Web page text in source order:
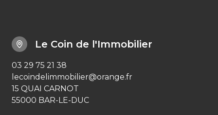
Le Coin de l'Immobilier
03 29 75 21 38
lecoindelimmobilier@orange.fr
15 QUAI CARNOT
55000 BAR-LE-DUC